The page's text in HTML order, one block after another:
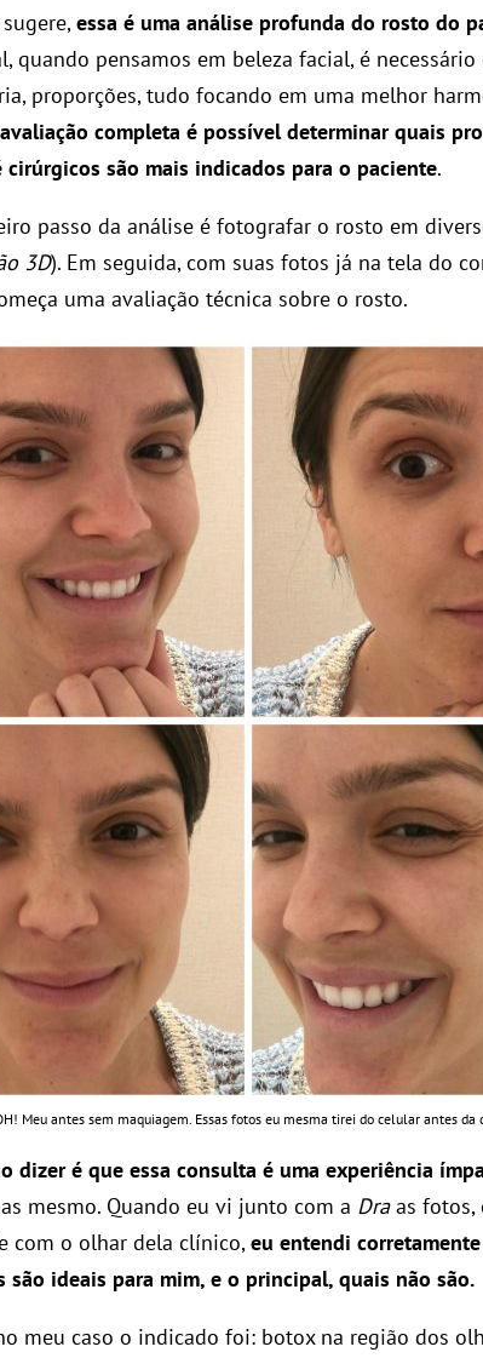
essa é uma análise profunda do rosto do
quando pensamos em beleza facial, é
proporções, tudo focando em uma melhor
completa é possível determinar quais
cirúrgicos são mais indicados para o paciente.
passo da análise é fotografar o rosto em
3D). Em seguida, com suas fotos já na tela do
uma avaliação técnica sobre o rosto.
Meu antes sem maquiagem. Essas fotos eu mesma tirei do celular antes da
dizer é que essa consulta é uma experiência
mesmo. Quando eu vi junto com a Draas fotos,
com o olhar dela clínico,eu entendi
são ideais para mim, e o principal, quais não são.
meu caso o indicado foi: botox na região dos